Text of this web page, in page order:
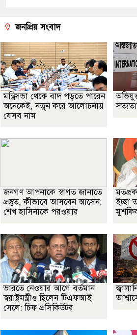
জনপ্রিয় সংবাদ
মন্ত্রিসভা থেকে বাদ পড়তে পারেন
অনেকেই, নতুন করে আলোচনায়
যেসব নাম
জনগণ আপনাকে স্বাগত জানাতে
প্রস্তুত, কীভাবে আসবেন আসেন:
শেখ হাসিনাকে পরওয়ার
ইচ্ছা
ভারতে নেওয়ার আগে বর্তমান
স্বরাষ্ট্রমন্ত্রীও ছিলেন টিএফআই
সেলে: চিফ প্রসিকিউটর